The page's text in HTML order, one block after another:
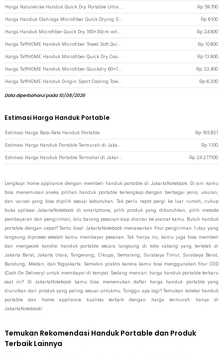
Rp 59.700
Rp 6.100
Rp 24.800
Rp 10.600
Rp 13.800
Rp 32.400
Rp 6.200
Data diperbaharui pada 10/08/2026
Estimasi Harga Handuk Portable
Estimasi Harga Rata-Rata Handuk Portable Rp 185.931
Rp 1.100
Rp 24.277.100
Lengkapi home appliance dengan membeli handuk portable di JakartaNotebook. Di sini kamu
bisa menemukan aneka pilihan handuk portable terlengkap dengan berbagai jenis, ukuran,
dan variasi yang bisa dipilih sesuai kebutuhan. Tak perlu repot pergi ke luar rumah, cukup
buka aplikasi JakartaNotebook di smartphone, pilih produk yang dibutuhkan, pilih metode
pembayaran dan pengiriman, lalu barang pesanan siap diantar ke alamat kamu. Butuh handuk
portable dengan cepat? Tentu bisa! JakartaNotebook menawarkan fitur pengiriman 1-day yang
langsung diproses setelah kamu membayar pesanan. Tak hanya itu, kamu juga bisa membeli
dan mengecek kondisi handuk portable secara langsung di toko cabang yang terletak di
Jakarta Barat, Jakarta Utara, Tangerang, Cikupa, Semarang, Surabaya Timur, Surabaya Barat,
Bandung, Medan, dan Yogyakarta. Semakin praktis karena kamu bisa menggunakan fitur COD
(Cash On Delivery) untuk membayar di tempat. Sedang mencari harga handuk portable terbaru
saat ini? Di JakartaNotebook kamu bisa menemukan daftar harga handuk portable yang
diurutkan dari produk yang paling sesuai untukmu. Tunggu apa lagi? Temukan koleksi handuk
portable dan home appliance kualitas terbaik dengan harga termurah hanya di
JakartaNotebook!
Temukan Rekomendasi Handuk Portable dan Produk
Terbaik Lainnya